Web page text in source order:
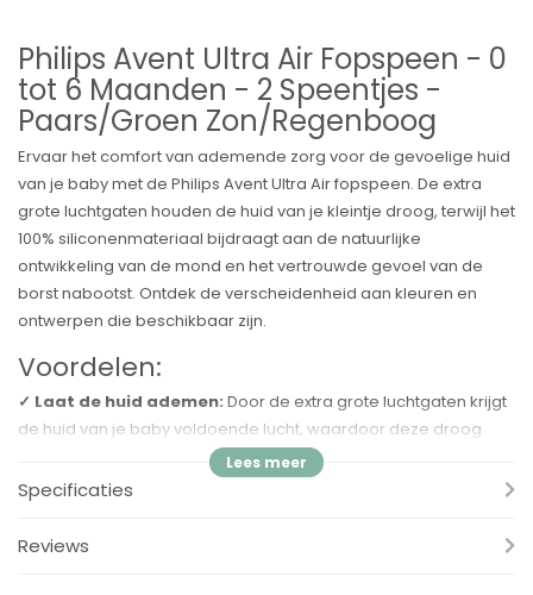
Philips Avent Ultra Air Fopspeen - 0
tot 6 Maanden - 2 Speentjes -
Paars/Groen Zon/Regenboog
Ervaar het comfort van ademende zorg voor de gevoelige huid
van je baby met de Philips Avent Ultra Air fopspeen. De extra
grote luchtgaten houden de huid van je kleintje droog, terwijl het
100% siliconenmateriaal bijdraagt aan de natuurlijke
ontwikkeling van de mond en het vertrouwde gevoel van de
borst nabootst. Ontdek de verscheidenheid aan kleuren en
ontwerpen die beschikbaar zijn.
Voordelen:
✓ Laat de huid ademen: Door de extra grote luchtgaten krijgt
de huid van je baby voldoende lucht, waardoor deze droog
✓ 98% speenacceptatie:Ouders meldden dat maar liefst
fopspenen accepteert, gebaseerd op hun ervaringen.
Specificaties
Reviews